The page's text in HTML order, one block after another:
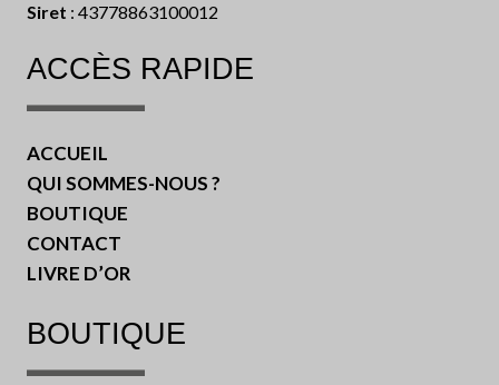
Siret : 43778863100012
ACCÈS RAPIDE
ACCUEIL
QUI SOMMES-NOUS ?
BOUTIQUE
CONTACT
LIVRE D’OR
BOUTIQUE